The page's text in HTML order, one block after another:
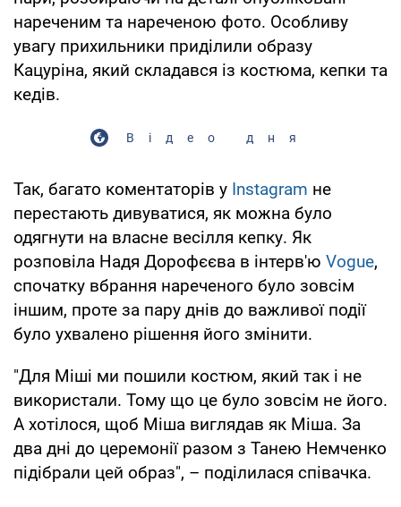
нареченим та нареченою фото. Особливу
увагу прихильники приділили образу
Кацуріна, який складався із костюма, кепки та
кедів.
Відео дня
Так, багато коментаторів у Instagram не
перестають дивуватися, як можна було
одягнути на власне весілля кепку. Як
розповіла Надя Дорофєєва в інтерв'ю Vogue,
спочатку вбрання нареченого було зовсім
іншим, проте за пару днів до важливої події
було ухвалено рішення його змінити.
"Для Міші ми пошили костюм, який так і не
використали. Тому що це було зовсім не його.
А хотілося, щоб Міша виглядав як Міша. За
два дні до церемонії разом з Танею Немченко
підібрали цей образ", – поділилася співачка.